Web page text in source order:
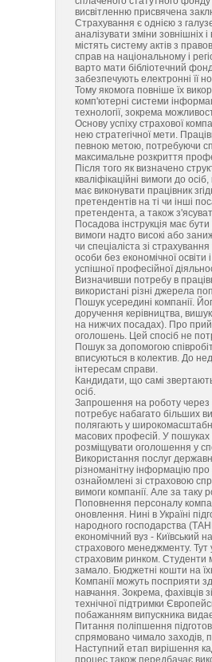
висвітленню присвячена
Страхування є однією з
аналізувати зміни зовнішніх
містять систему актів з
справ на національному і
варто мати бібліотечний
забезпечують електронні її
Тому якомога повніше їх
комп'ютерні системи
технології, зокрема
Основу успіху страхової
нею стратегічної мети.
певною метою, потребуючи
максимальне розкриття
Після того як визначено
кваліфікаційні вимоги до
має виконувати працівник
претендентів на ті чи інші
претендента, а також
Посадова інструкція має
вимоги надто високі або
чи спеціаліста зі
особи без економічної
успішної професійної
Визначивши потребу в
використані різні джерела
Пошук усередині компанії.
доручення керівництва,
на нижчих посадах). Про
оголошень. Цей спосіб не
Пошук за допомогою
вписуються в колектив. До
інтересам справи.
Кандидати, що самі
осіб.
Запрошення на роботу через
потребує набагато більших
полягають у
масових професій. У пошуках
розміщувати оголошення у
Використання послуг
різноманітну інформацію
ознайомлені зі страховою
вимоги компанії. Але за таку
Поповнення персоналу
оновлення. Нині в Україні
народного господарства
економічний вуз - Київський
страхового менеджменту. Тут
страховим ринком. Студенти
замало. Бюджетні кошти на
Компанії можуть посприяти
навчання. Зокрема, фахівців
технічної підтримки
побажанням випускника
Питання поліпшення
спрямовано чимало заходів,
Наступний етап вирішення
процес також передбачає